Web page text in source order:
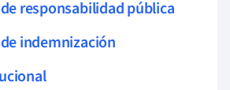
responsabilidad pública
indemnización